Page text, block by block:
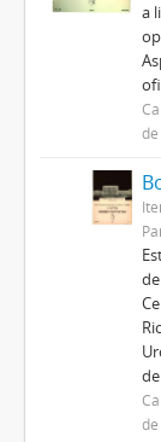
a
de
de
de